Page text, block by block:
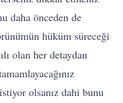
daha önceden de
hüküm süreceği
olan her detaydan
istiyor olsanız dahi bunu